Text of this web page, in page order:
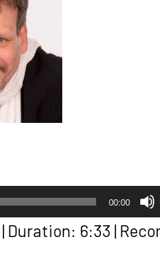
00:00
| Duration: 6:33 |